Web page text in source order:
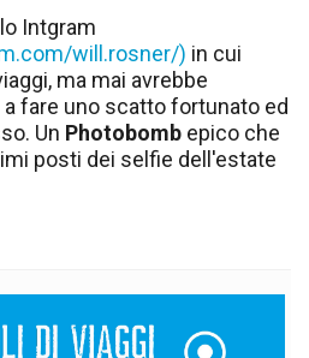
Intgram
will.rosner/) in cui
ma mai avrebbe
fare uno scatto fortunato ed
Un Photobomb epico che
posti dei selfie dell'estate